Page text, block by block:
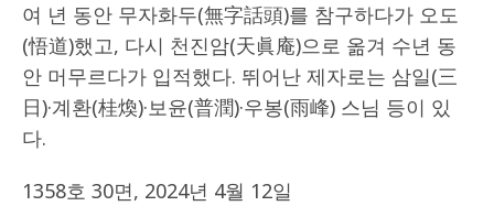
여 년 동안 무자화두(無字話頭)를 참구하다가 오도
(悟道)했고, 다시 천진암(天眞庵)으로 옮겨 수년 동
안 머무르다가 입적했다. 뛰어난 제자로는 삼일(三
日)·계환(桂煥)·보윤(普潤)·우봉(雨峰) 스님 등이 있
다.
1358호 30면, 2024년 4월 12일